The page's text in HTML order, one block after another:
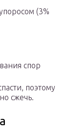
(3%
спор
поэтому
сжечь.